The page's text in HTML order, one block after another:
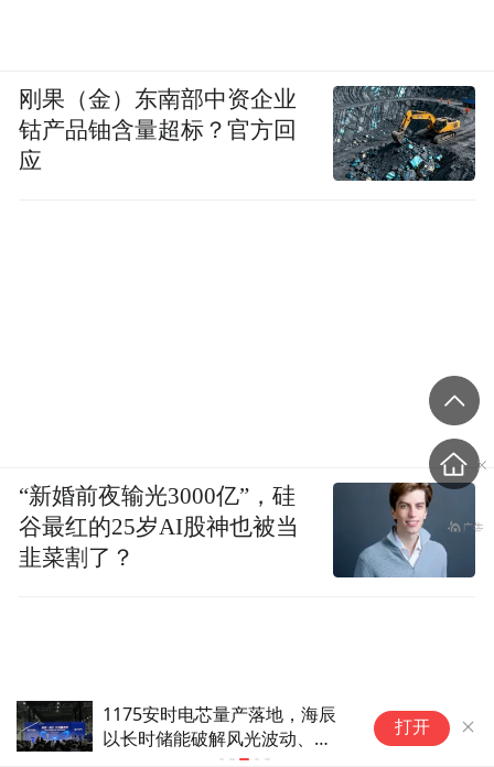
1175安时电芯量产落地，海辰
以长时储能破解风光波动、
打开
刚果（金）东南部中资企业
钴产品铀含量超标？官方回
应
“新婚前夜输光3000亿”，硅
谷最红的25岁AI股神也被当
韭菜割了？